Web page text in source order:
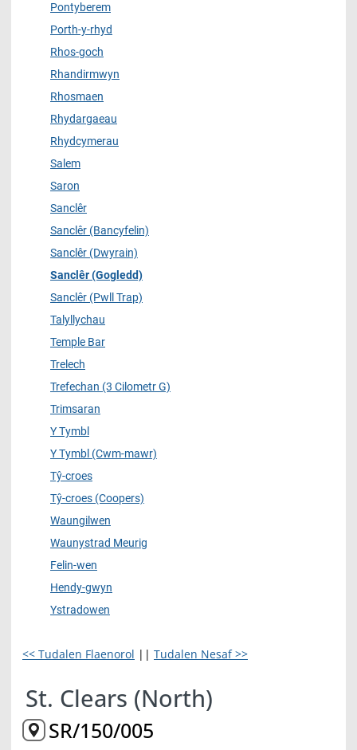
Pontyberem
Porth-y-rhyd
Rhos-goch
Rhandirmwyn
Rhosmaen
Rhydargaeau
Rhydcymerau
Salem
Saron
Sanclêr
Sanclêr (Bancyfelin)
Sanclêr (Dwyrain)
Sanclêr (Gogledd)
Sanclêr (Pwll Trap)
Talyllychau
Temple Bar
Trelech
Trefechan (3 Cilometr G)
Trimsaran
Y Tymbl
Y Tymbl (Cwm-mawr)
Tŷ-croes
Tŷ-croes (Coopers)
Waungilwen
Waunystrad Meurig
Felin-wen
Hendy-gwyn
Ystradowen
<< Tudalen Flaenorol || Tudalen Nesaf >>
St. Clears (North)
SR/150/005